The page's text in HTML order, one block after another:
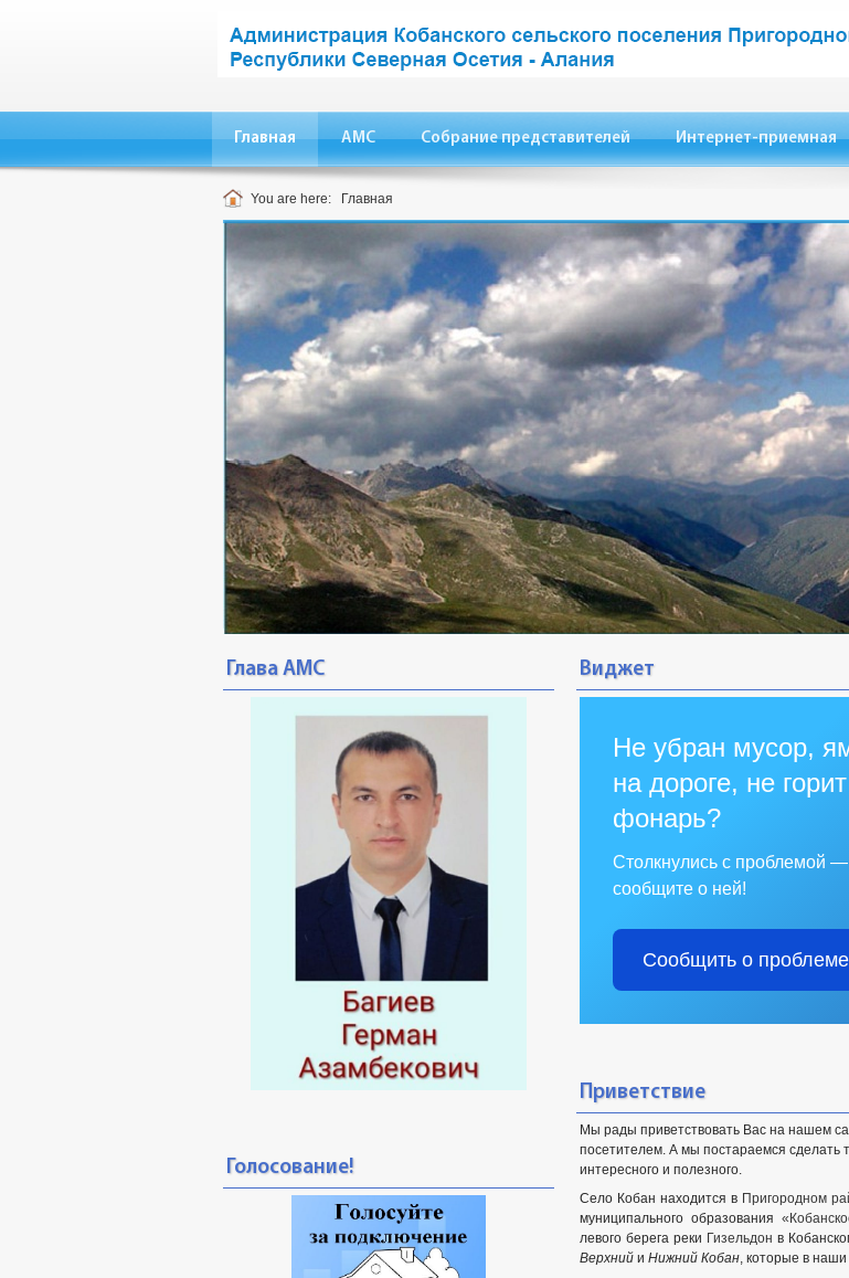
Главная АМС Собрание представителей Интернет-приемная
You are here: Главная
Глава АМС
Голосование!
Виджет
Не убран мусор,
на дороге, не горит
фонарь?
Столкнулись с проблемой —
сообщите о ней!
Сообщить о проблеме
Приветствие
Мы рады приветствовать Вас на нашем
посетителем. А мы постараемся
интересного и полезного.
Село Кобан находится в Пригородном
муниципального образования
левого берега реки Гизельдон в
Верхний и Нижний Кобан, которые в